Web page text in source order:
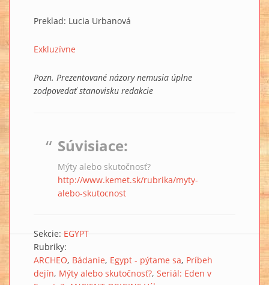
Preklad: Lucia Urbanová
Exkluzívne
Pozn. Prezentované názory nemusia úplne
zodpovedať stanovisku redakcie
Súvisiace:
Mýty alebo skutočnosť?
http://www.kemet.sk/rubrika/myty-
alebo-skutocnost
Sekcie: EGYPT
Rubriky:
ARCHEO Bádanie Egypt - pýtame sa Príbeh
dejín Mýty alebo skutočnosť? Seriál: Eden v